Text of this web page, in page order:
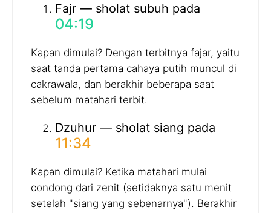
Fajr — sholat subuh pada
04:19
Kapan dimulai? Dengan terbitnya fajar, yaitu
saat tanda pertama cahaya putih muncul di
cakrawala, dan berakhir beberapa saat
sebelum matahari terbit.
Dzuhur — sholat siang pada
11:34
Kapan dimulai? Ketika matahari mulai
condong dari zenit (setidaknya satu menit
setelah "siang yang sebenarnya"). Berakhir